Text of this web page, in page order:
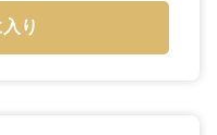
業務
業
り